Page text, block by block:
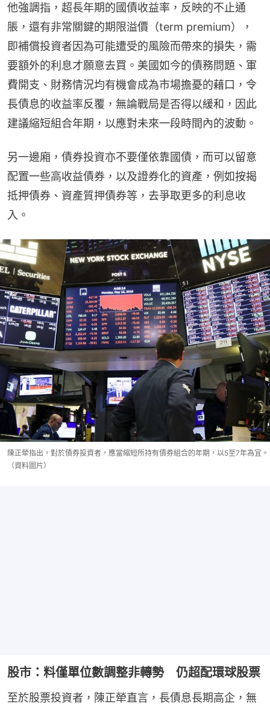
他強調指，超長年期的國債收益率，反映的不止通
脹，還有非常關鍵的期限溢價（term premium），
即補償投資者因為可能遭受的風險而帶來的損失，需
要額外的利息才願意去買。美國如今的債務問題、軍
費開支、財務情況均有機會成為市場擔憂的藉口，令
長債息的收益率反覆，無論戰局是否得以緩和，因此
建議縮短組合年期，以應對未來一段時間內的波動。
另一邊廂，債券投資亦不要僅依靠國債，而可以留意
配置一些高收益債券，以及證券化的資產，例如按揭
抵押債券、資產質押債券等，去爭取更多的利息收
入。
陳正犖指出，對於債券投資者，應當縮短所持有債券組合的年期，以5至7年為宜。
（資料圖片）
股市：料僅單位數調整非轉勢 仍超配環球股票
至於股票投資者，陳正犖直言，長債息長期高企，無